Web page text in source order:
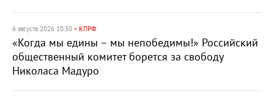
6 августа 2026 10:30 – КПРФ
«Когда мы едины – мы непобедимы!» Российский
общественный комитет борется за свободу
Николаса Мадуро